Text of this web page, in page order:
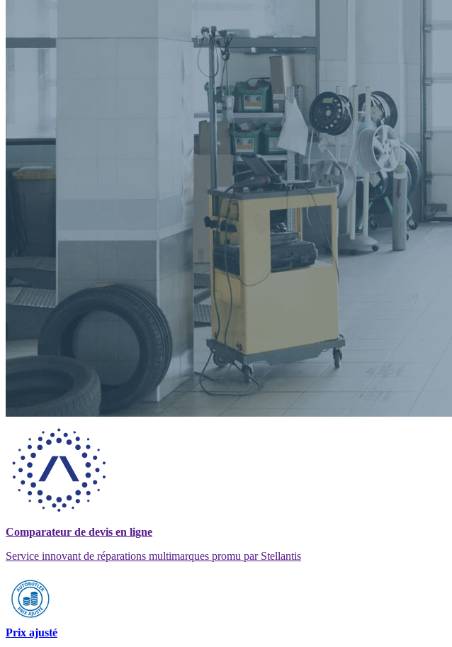
Comparateur de devis en ligne
Service innovant de réparations multimarques promu par Stellantis
Prix ajusté